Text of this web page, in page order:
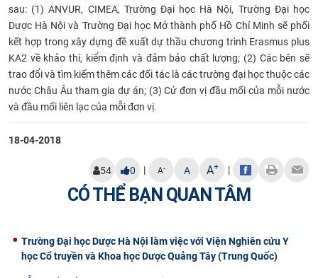
sau: (1) ANVUR, CIMEA, Trường Đại học Hà Nội, Trường Đại học
Dược Hà Nội và Trường Đại học Mở thành phố Hồ Chí Minh sẽ phối
kết hợp trong xây dựng đề xuất dự thầu chương trình Erasmus plus
KA2 về khảo thí, kiểm định và đảm bảo chất lượng; (2) Các bên sẽ
trao đổi và tìm kiếm thêm các đối tác là các trường đại học thuộc các
nước Châu Âu tham gia dự án; (3) Cử đơn vị đầu mối của mỗi nước
và đầu mối liên lạc của mỗi đơn vị.
18-04-2018
54 0 | A- A A+ |
CÓ THỂ BẠN QUAN TÂM
Trường Đại học Dược Hà Nội làm việc với Viện Nghiên cứu Y
học Cổ truyền và Khoa học Dược Quảng Tây (Trung Quốc)